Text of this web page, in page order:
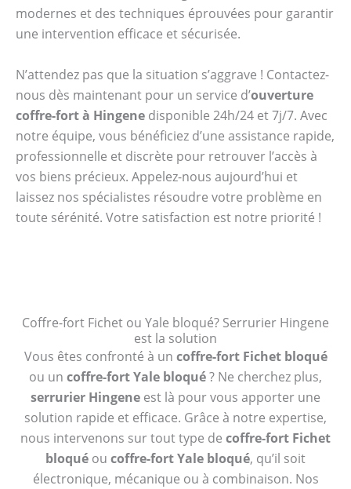
modernes et des techniques éprouvées pour garantir
une intervention efficace et sécurisée.
N’attendez pas que la situation s’aggrave ! Contactez-
nous dès maintenant pour un service d’ouverture
coffre-fort à Hingene disponible 24h/24 et 7j/7. Avec
notre équipe, vous bénéficiez d’une assistance rapide,
professionnelle et discrète pour retrouver l’accès à
vos biens précieux. Appelez-nous aujourd’hui et
laissez nos spécialistes résoudre votre problème en
toute sérénité. Votre satisfaction est notre priorité !
Coffre-fort Fichet ou Yale bloqué? Serrurier Hingene
est la solution
Vous êtes confronté à un coffre-fort Fichet bloqué
ou un coffre-fort Yale bloqué? Ne cherchez plus,
serrurier Hingene est là pour vous apporter une
solution rapide et efficace. Grâce à notre expertise,
nous intervenons sur tout type de coffre-fort Fichet
bloqué ou coffre-fort Yale bloqué, qu’il soit
électronique, mécanique ou à combinaison. Nos